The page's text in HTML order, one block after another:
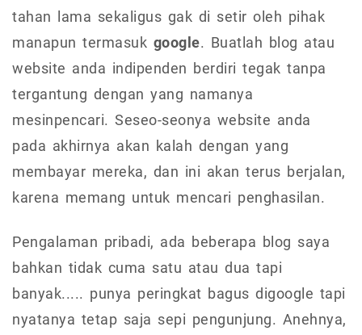
tahan lama sekaligus gak di setir oleh pihak
manapun termasuk google. Buatlah blog atau
website anda indipenden berdiri tegak tanpa
tergantung dengan yang namanya
mesinpencari. Seseo-seonya website anda
pada akhirnya akan kalah dengan yang
membayar mereka, dan ini akan terus berjalan,
karena memang untuk mencari penghasilan.
Pengalaman pribadi, ada beberapa blog saya
bahkan tidak cuma satu atau dua tapi
banyak..... punya peringkat bagus digoogle tapi
nyatanya tetap saja sepi pengunjung. Anehnya,